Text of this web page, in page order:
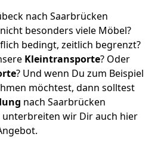
nach Saarbrücken
besonders viele Möbel?
bedingt, zeitlich begrenzt?
Kleintransporte? Oder
? Und wenn Du zum Beispiel
möchtest, dann solltest
nach Saarbrücken
unterbreiten wir Dir auch hier